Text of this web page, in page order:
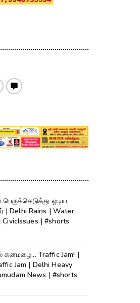
ஓடிய
Rains | Water
| #shorts
கனமழை... Traffic Jam! |
Jam | Delhi Heavy
News | #shorts